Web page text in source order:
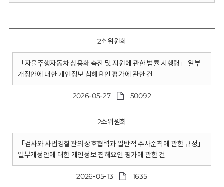
2소위원회
「자율주행자동차 상용화 촉진 및 지원에 관한 법률 시행령」 일부
개정안에 대한 개인정보 침해요인 평가에 관한 건
2026-05-27 50092
2소위원회
「검사와 사법경찰관의 상호협력과 일반적 수사준칙에 관한 규정」
일부개정안에 대한 개인정보 침해요인 평가에 관한 건
2026-05-13 1635